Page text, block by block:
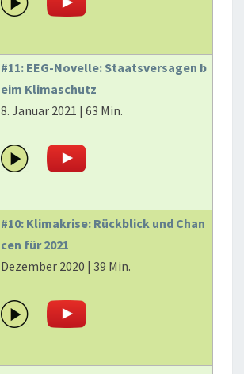
#11: EEG-Novelle: Staatsversagen b
eim Klimaschutz
8. Januar 2021 | 63 Min.
#10: Klimakrise: Rückblick und Chan
cen für 2021
Dezember 2020 | 39 Min.